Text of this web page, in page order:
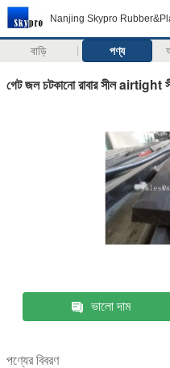
Nanjing Skypro
বাড়ি পণ্য
গেট জল চটকানো রাবার সীল airtight
ভালো দাম
পণ্যের বিবরণ